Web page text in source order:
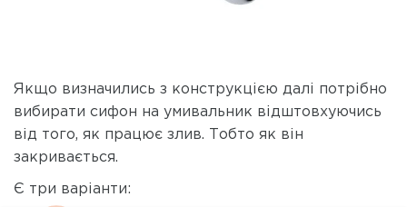
Якщо визначились з конструкцією далі потрібно
вибирати сифон на умивальник відштовхуючись
від того, як працює злив. Тобто як він
закривається.
Є три варіанти: